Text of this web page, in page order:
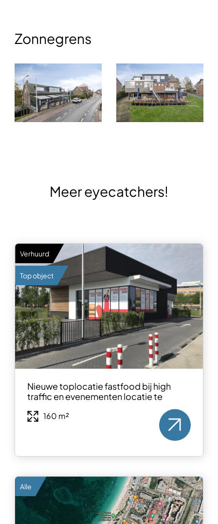
Zonnegrens
Meer eyecatchers!
Verhuurd
Top object
Nieuwe toplocatie fastfood bij high
traffic en evenementen locatie te
160 m²
Alle